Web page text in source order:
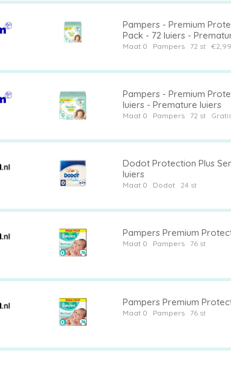
Pampers - Premium
Pack - 72 luiers -
Maat 0 Pampers
Pampers - Premium
luiers - Premature luiers
Maat 0 Pampers
Dodot Protection Plus
luiers
Maat 0 Dodot
Pampers Premium
Maat 0 Pampers
Pampers Premium
Maat 0 Pampers